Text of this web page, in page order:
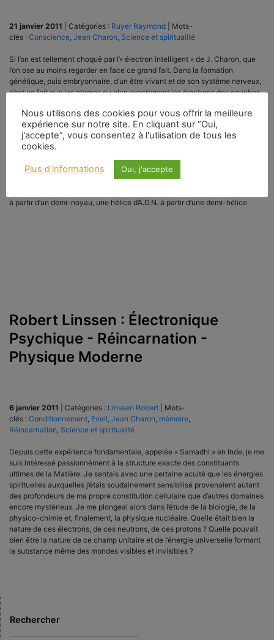
21 janvier 2011 Catégories : Ruyer Raymond
Mots-
clés : Conscience, Jean Charon, Science et spiritualité
Si l’on est tellement choqué par l’« électron intelligent » de J. Charon, que
l’on ose au moins regarder en face ce grand fait. Dans la formation
génétique, puis embryonnaire, d’un être vivant et de son système nerveux,
c’est un fait que les atomes ou plus exactement les électrons des couches
adéquats, et conjuguent leurs actions. On aimerait que les réductionnistes
nous expliquent la différence entre un phénomène d’organisation micro,
puis macroscopique, et un phénomène de foule, où le temps
désorganisateur règne seul. Il faut évidemment faire intervenir des facteurs
d’organisation dès le niveau élémentaire, capables d’établir les canaux
conducteurs et les relais énergétiques de la machine vivante, si l’on veut
comprendre une grande organisation. La vie refait la complexité de
à partir d’un demi-noyau, une hélice d’A.D.N. à partir d’une demi-hélice
Robert Linssen : Électronique
Psychique - Réincarnation -
Physique Moderne
6 janvier 2011 Catégories : Linssen Robert
Mots-
clés : Conditionnement Eveil Jean Charon mémoire
Réincarnation Science et spiritualité
Depuis cette expérience fondamentale, appelée « Samadhi » en Inde, je me
suis intéressé passionnément à la structure exacte des constituants
ultimes de la Matière. Je sentais avec une certaine acuité que les énergies
spirituelles auxquelles j’étais soudainement sensibilisé provenaient autant
des profondeurs de ma propre constitution cellulaire que d’autres domaines
encore mystérieux. Je me plongeai alors dans l’étude de la biologie, de la
physico-chimie et, finalement, la physique nucléaire. Quelle était bien la
nature de ces électrons, de ces neutrons, de ces protons ? Quelle pouvait
bien être la nature de ce champ unitaire et de l’énergie universelle formant
la substance même des mondes visibles et invisibles ?
Rechercher
Nous utilisons des cookies pour vous offrir la meilleure
expérience sur notre site. En cliquant sur “Oui,
j'accepte”, vous consentez à l'utiisation de tous les
cookies.
Plus d'informations Oui, j'accepte